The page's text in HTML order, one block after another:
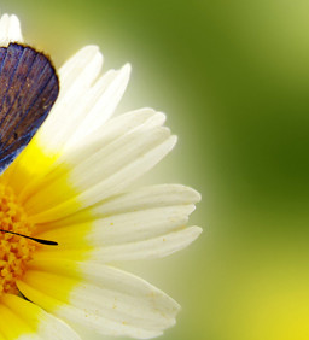
با دستکاری رنگ، اندازه و مقدار نوری که
به نظر می رسند را تعیین کنید. در مطلب
بررسی کردیم. من شخصا طرفدار نور طبیعی
اگرچه عکاسی با نور طبیعی چالش برانگیز
گیرید، بهتر می شوند. در این مطلب نمونه
لذت برده و الهام بگیرید.
نمونه های زیبای عکاسی از گل